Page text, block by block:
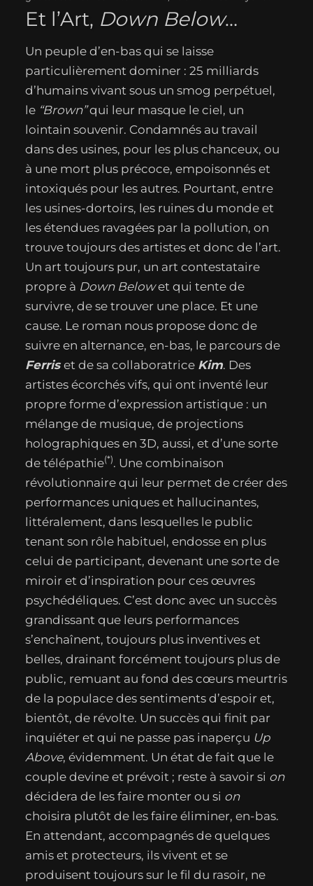
Et l’Art, Down Below…
Un peuple d’en-bas qui se laisse
particulièrement dominer : 25 milliards
d’humains vivant sous un smog perpétuel,
le “Brown”qui leur masque le ciel, un
lointain souvenir. Condamnés au travail
dans des usines, pour les plus chanceux, ou
à une mort plus précoce, empoisonnés et
intoxiqués pour les autres. Pourtant, entre
les usines-dortoirs, les ruines du monde et
les étendues ravagées par la pollution, on
trouve toujours des artistes et donc de l’art.
Un art toujours pur, un art contestataire
propre à Down Belowet qui tente de
survivre, de se trouver une place. Et une
cause. Le roman nous propose donc de
suivre en alternance, en-bas, le parcours de
Ferriset de sa collaboratrice Kim. Des
artistes écorchés vifs, qui ont inventé leur
propre forme d’expression artistique : un
mélange de musique, de projections
holographiques en 3D, aussi, et d’une sorte
de télépathie(*). Une combinaison
révolutionnaire qui leur permet de créer des
performances uniques et hallucinantes,
littéralement, dans lesquelles le public
tenant son rôle habituel, endosse en plus
celui de participant, devenant une sorte de
miroir et d’inspiration pour ces œuvres
psychédéliques. C’est donc avec un succès
grandissant que leurs performances
s’enchaînent, toujours plus inventives et
belles, drainant forcément toujours plus de
public, remuant au fond des cœurs meurtris
de la populace des sentiments d’espoir et,
bientôt, de révolte. Un succès qui finit par
inquiéter et qui ne passe pas inaperçu Up
Above, évidemment. Un état de fait que le
couple devine et prévoit ; reste à savoir si on
décidera de les faire monter ou si on
choisira plutôt de les faire éliminer, en-bas.
En attendant, accompagnés de quelques
amis et protecteurs, ils vivent et se
produisent toujours sur le fil du rasoir, ne